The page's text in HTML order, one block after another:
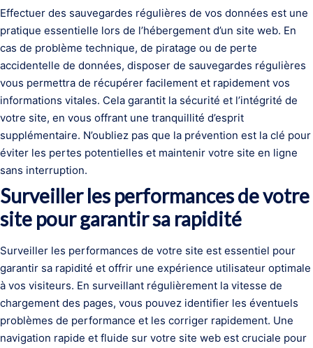
Effectuer des sauvegardes régulières de vos données est une
pratique essentielle lors de l’hébergement d’un site web. En
cas de problème technique, de piratage ou de perte
accidentelle de données, disposer de sauvegardes régulières
vous permettra de récupérer facilement et rapidement vos
informations vitales. Cela garantit la sécurité et l’intégrité de
votre site, en vous offrant une tranquillité d’esprit
supplémentaire. N’oubliez pas que la prévention est la clé pour
éviter les pertes potentielles et maintenir votre site en ligne
sans interruption.
Surveiller les performances de votre
site pour garantir sa rapidité
Surveiller les performances de votre site est essentiel pour
garantir sa rapidité et offrir une expérience utilisateur optimale
à vos visiteurs. En surveillant régulièrement la vitesse de
chargement des pages, vous pouvez identifier les éventuels
problèmes de performance et les corriger rapidement. Une
navigation rapide et fluide sur votre site web est cruciale pour